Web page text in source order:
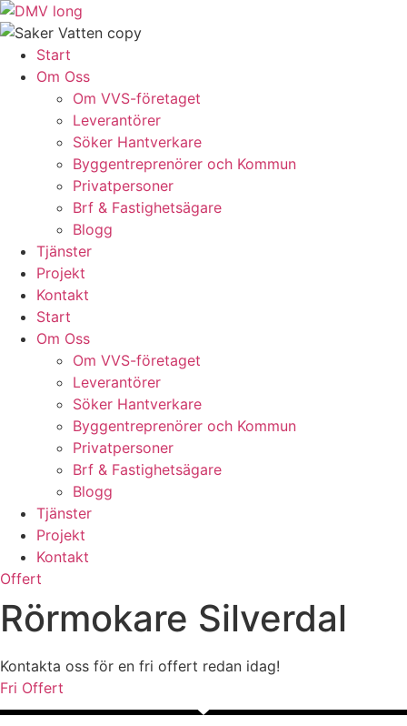
Skip
to
contentStart
Om Oss
Om VVS-företaget
Leverantörer
Söker Hantverkare
Byggentreprenörer och Kommun
Privatpersoner
Brf & Fastighetsägare
Blogg
Tjänster
Projekt
Kontakt
Start
Om Oss
Om VVS-företaget
Leverantörer
Söker Hantverkare
Byggentreprenörer och Kommun
Privatpersoner
Brf & Fastighetsägare
Blogg
Tjänster
Projekt
Kontakt
Offert
Rörmokare Silverdal
Kontakta oss för en fri offert redan idag!
Fri Offert